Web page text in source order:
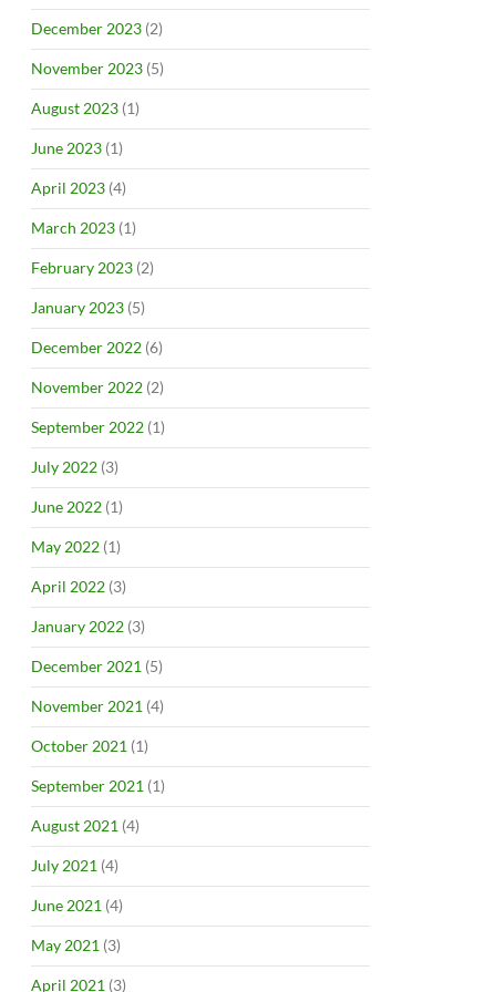
December 2023 (2)
November 2023 (5)
August 2023 (1)
June 2023 (1)
April 2023 (4)
March 2023 (1)
February 2023 (2)
January 2023 (5)
December 2022 (6)
November 2022 (2)
September 2022 (1)
July 2022 (3)
June 2022 (1)
May 2022 (1)
April 2022 (3)
January 2022 (3)
December 2021 (5)
November 2021 (4)
October 2021 (1)
September 2021 (1)
August 2021 (4)
July 2021 (4)
June 2021 (4)
May 2021 (3)
April 2021 (3)